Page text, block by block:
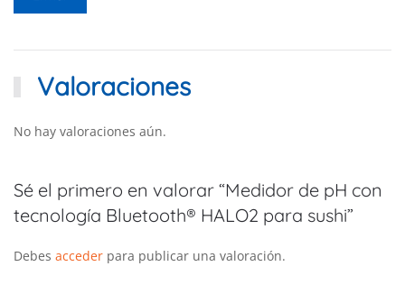
Valoraciones
No hay valoraciones aún.
Sé el primero en valorar “Medidor de pH con
tecnología Bluetooth® HALO2 para sushi”
Debes acceder para publicar una valoración.